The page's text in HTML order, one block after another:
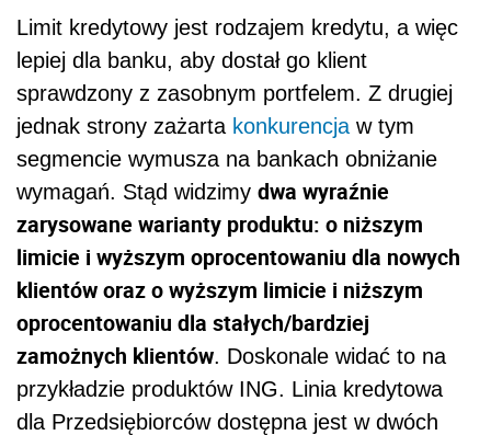
Limit kredytowy jest rodzajem kredytu, a więc
lepiej dla banku, aby dostał go klient
sprawdzony z zasobnym portfelem. Z drugiej
jednak strony zażarta konkurencja w tym
segmencie wymusza na bankach obniżanie
wymagań. Stąd widzimy dwa wyraźnie
zarysowane warianty produktu: o niższym
limicie i wyższym oprocentowaniu dla nowych
klientów oraz o wyższym limicie i niższym
oprocentowaniu dla stałych/bardziej
zamożnych klientów. Doskonale widać to na
przykładzie produktów ING. Linia kredytowa
dla Przedsiębiorców dostępna jest w dwóch